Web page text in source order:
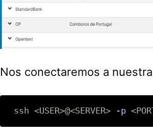
Nos conectaremos a
ssh <USER>@<SERVER> -p